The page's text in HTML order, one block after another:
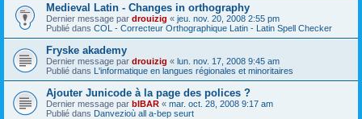
Medieval Latin - Changes in orthography
Dernier message par drouizig « jeu. nov. 20, 2008 2:55 pm
Publié dans COL - Correcteur Orthographique Latin - Latin Spell Checker
Fryske akademy
Dernier message par drouizig « lun. nov. 17, 2008 9:45 am
Publié dans L'informatique en langues régionales et minoritaires
Ajouter Junicode à la page des polices ?
Dernier message par bIBAR « mar. oct. 28, 2008 9:17 am
Publié dans Danvezioù all a-bep seurt